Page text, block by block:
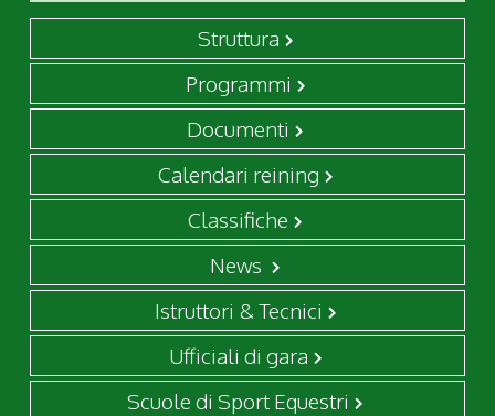
Struttura
Programmi
Documenti
Calendari reining
Classifiche
News
Istruttori & Tecnici
Ufficiali di gara
Scuole di Sport Equestri